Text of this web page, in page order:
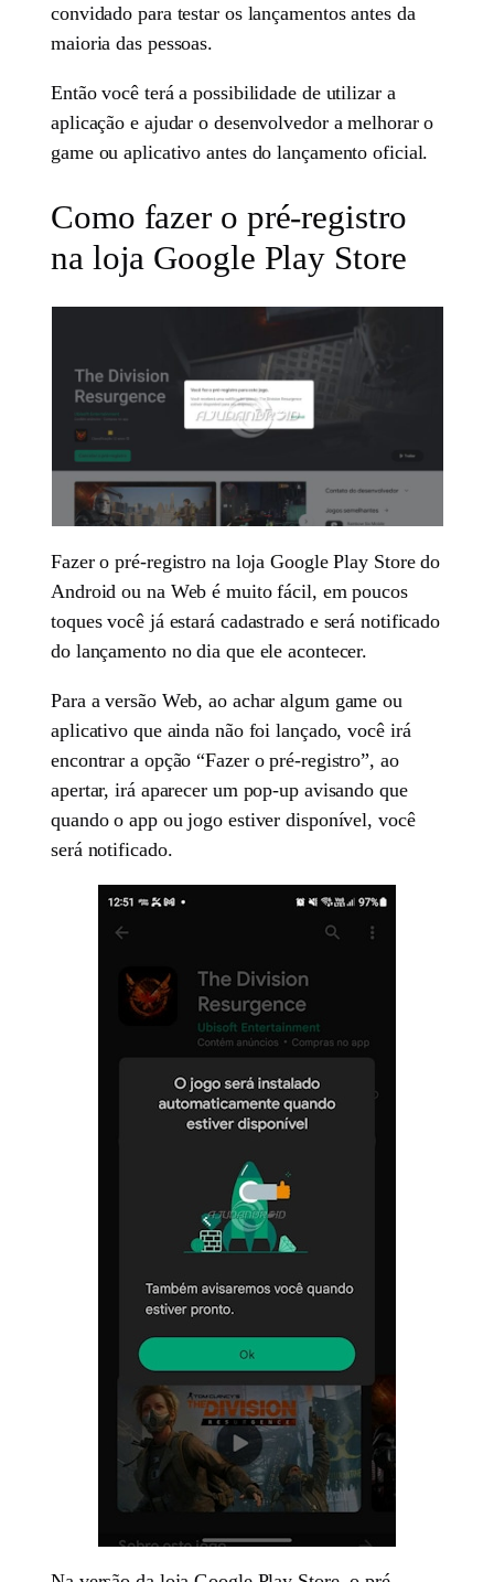
convidado para testar os lançamentos antes da
maioria das pessoas.
Então você terá a possibilidade de utilizar a
aplicação e ajudar o desenvolvedor a melhorar o
game ou aplicativo antes do lançamento oficial.
Como fazer o pré-registro
na loja Google Play Store
Fazer o pré-registro na loja Google Play Store do
Android ou na Web é muito fácil, em poucos
toques você já estará cadastrado e será notificado
do lançamento no dia que ele acontecer.
Para a versão Web, ao achar algum game ou
aplicativo que ainda não foi lançado, você irá
encontrar a opção “Fazer o pré-registro”, ao
apertar, irá aparecer um pop-up avisando que
quando o app ou jogo estiver disponível, você
será notificado.